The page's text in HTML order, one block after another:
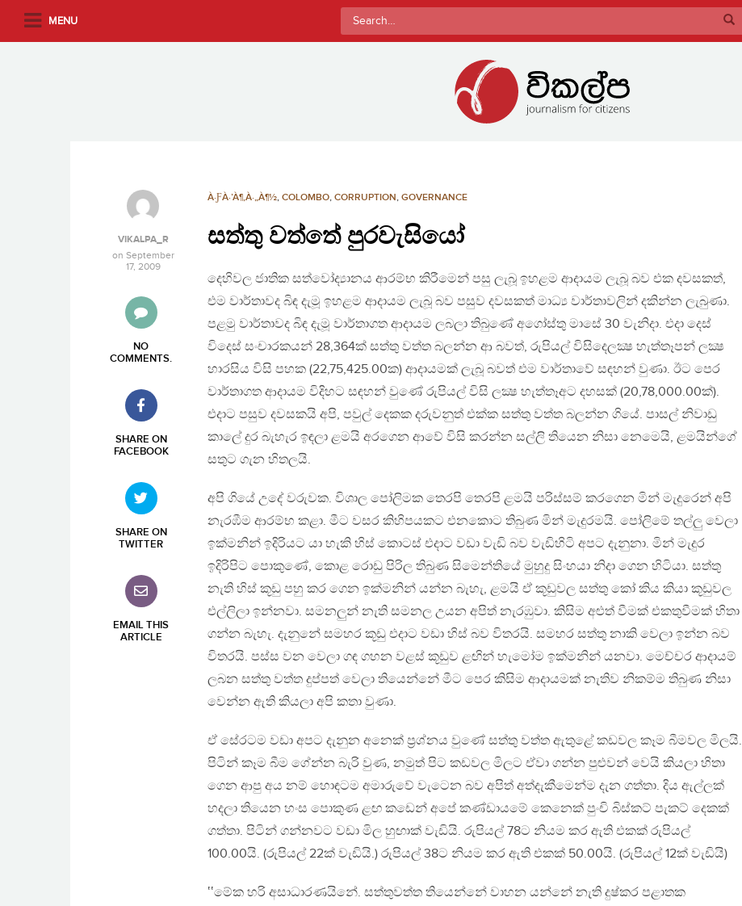
MENU
Search
for:
À·ƑÀ·’À¶‚À·„À¶½, COLOMBO, CORRUPTION, GOVERNANCE
සත්තු වත්තේ පුරවැසියෝ
VIKALPA_R
on September
17, 2009
NO
COMMENTS.
SHARE ON
FACEBOOK
SHARE ON
TWITTER
EMAIL THIS
ARTICLE
දෙහිවල ජාතික සත්වෝද්‍යානය ආරම්භ කිරීමෙන් පසු ලැබූ ඉහළම ආදායම ලැබූ බව එක දවසකත්,
එම වාර්තාවද බිඳ දැමූ ඉහළම ආදායම ලැබූ බව පසුව දවසකත් මාධ්‍ය වාර්තාවලින් දකින්න ලැබුණා.
පළමු වාර්තාවද බිඳ දැමූ වාර්තාගත ආදායම ලබලා තිබුණේ අගෝස්තු මාසේ 30 වැනිදා. එදා දෙස්
විදෙස් සංචාරකයන් 28,364ක් සත්තු වත්ත බලන්න ආ බවත්, රුපියල් විසිදෙලක්‍ෂ හැත්තෑපන් ලක්‍ෂ
හාරසිය විසි පහක (22,75,425.00ක) ආදායමක් ලැබූ බවත් එම වාර්තාවේ සඳහන් වුණා. ඊට පෙර
වාර්තාගත ආදායම විදිහට සඳහන් වුණේ රුපියල් විසි ලක්‍ෂ හැත්තෑඅට දහසක් (20,78,000.00ක්).
එදාට පසුව දවසකයි අපි, පවුල් දෙකක දරුවනුත් එක්ක සත්තු වත්ත බලන්න ගියේ. පාසල් නිවාඩු
කාලේ දුර බැහැර ඉඳලා ළමයි අරගෙන ආවේ විසි කරන්න සල්ලි තියෙන නිසා නෙමෙයි, ළමයින්ගේ
සතුට ගැන හිතලයි.
අපි ගියේ උදේ වරුවක. විශාල පෝලිමක තෙරපි තෙරපි ළමයි පරිස්සම් කරගෙන මින් මැදුරෙන් අපි
නැරඹීම ආරම්භ කළා. මීට වසර කිහිපයකට එනකොට තිබුණ මින් මැදුරමයි. පෝලිමේ තල්ලු වෙලා
ඉක්මනින් ඉදිරියට යා හැකි හිස් කොටස් එදාට වඩා වැඩි බව වැඩිහිටි අපට දැනුනා. මින් මැදුර
ඉදිරිපිට පොකුණේ, කොළ රොඩු පිරිල තිබුණ සිමෙන්තියේ මුහුදු සිංහයා නිදා ගෙන හිටියා. සත්තු
නැති හිස් කූඩු පහු කර ගෙන ඉක්මනින් යන්න බැහැ, ළමයි ඒ කූඩුවල සත්තු කෝ කිය කියා කූඩුවල
එල්ලිලා ඉන්නවා. සමනලුන් නැති සමනල උයන අපිත් නැරඹුවා. කිසිම අළුත් වීමක් එකතුවීමක් හිතා
ගන්න බැහැ. දැනුනේ සමහර කූඩු එදාට වඩා හිස් බව විතරයි. සමහර සත්තු නාකි වෙලා ඉන්න බව
විතරයි. පස්ස වන වෙලා ගඳ ගහන වළස් කූඩුව ළඟින් හැමෝම ඉක්මනින් යනවා. මෙච්චර ආදායම්
ලබන සත්තු වත්ත දුප්පත් වෙලා තියෙන්නේ මීට පෙර කිසිම ආදායමක් නැතිව නිකම්ම තිබුණ නිසා
වෙන්න ඇති කියලා අපි කතා වුණා.
ඒ සේරටම වඩා අපට දැනුන අනෙක් ප්‍රශ්නය වුණේ සත්තු වත්ත ඇතුළේ කඩවල කෑම බීමවල මිලයි.
පිටින් කෑම බීම ගේන්න බැරි වුණ, නමුත් පිට කඩවල මිලට ඒවා ගන්න පුළුවන් වෙයි කියලා හිතා
ගෙන ආපු අය නම් හොඳටම අමාරුවේ වැටෙන බව අපිත් අත්දැකීමෙන්ම දැන ගත්තා. දිය ඇල්ලක්
හදලා තියෙන හංස පොකුණ ළඟ කඩෙන් අපේ කණ්ඩායමේ කෙනෙක් පුංචි බිස්කට් පැකට් දෙකක්
ගත්තා. පිටින් ගන්නවට වඩා මිල හුඟාක් වැඩියි. රුපියල් 78ට නියම කර ඇති එකක් රුපියල්
100.00යි. (රුපියල් 22ක් වැඩියි.) රුපියල් 38ට නියම කර ඇති එකක් 50.00යි. (රුපියල් 12ක් වැඩියි)
‛‛මේක හරි අසාධාරණයිනේ. සත්තුවත්ත තියෙන්නේ වාහන යන්නේ නැති දුෂ්කර පළාතක